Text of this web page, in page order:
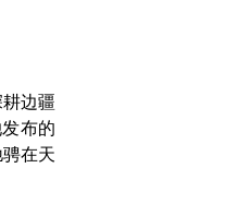
边疆
布的
在天